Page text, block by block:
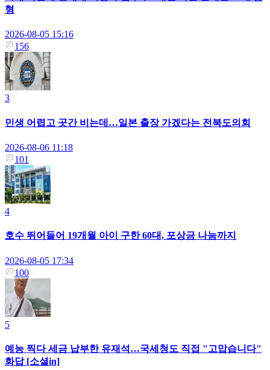
형
2026-08-05 15:16
156
3
민생 어렵고 곳간 비는데…일본 출장 가겠다는 전북도의회
2026-08-06 11:18
101
4
호수 뛰어들어 19개월 아이 구한 60대, 포상금 나눔까지
2026-08-05 17:34
100
5
예능 찍다 세금 납부한 유재석…국세청도 직접 "고맙습니다"
화답 [소셜in]